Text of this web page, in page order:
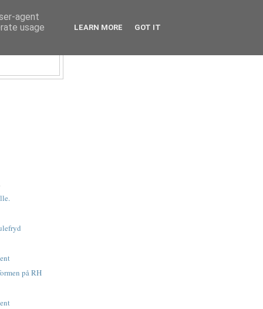
på RH
agent
usage
LEARN MORE GOT IT